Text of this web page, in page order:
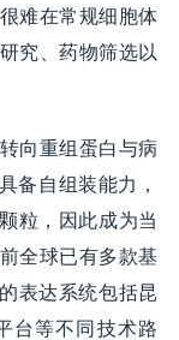
难在常规细胞体
究、药物筛选以
向重组蛋白与病
备自组装能力，
粒，因此成为当
全球已有多款基
表达系统包括昆
台等不同技术路